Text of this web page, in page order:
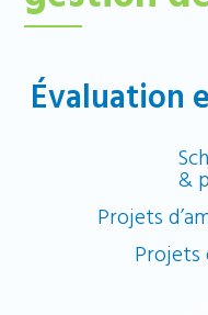
Évaluation
&
Projets
Projets